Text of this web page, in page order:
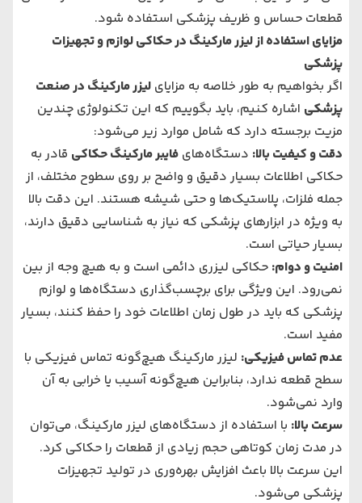
قطعات حساس و ظریف پزشکی استفاده شود.
مزایای استفاده از لیزر مارکینگ در حکاکی لوازم و تجهیزات
پزشکی
اگر بخواهیم به طور خلاصه به مزایای لیزر مارکینگ در صنعت
پزشکی اشاره کنیم، باید بگوییم که این تکنولوژی چندین
مزیت برجسته دارد که شامل موارد زیر می‌شود:
دقت و کیفیت بالا: دستگاه‌های فایبر مارکینگ حکاکی قادر به
حکاکی اطلاعات بسیار دقیق و واضح بر روی سطوح مختلف، از
جمله فلزات، پلاستیک‌ها و حتی شیشه هستند. این دقت بالا
به ویژه در ابزارهای پزشکی که نیاز به شناسایی دقیق دارند،
بسیار حیاتی است.
امنیت و دوام: حکاکی لیزری دائمی است و به هیچ وجه از بین
نمی‌رود. این ویژگی برای برچسب‌گذاری دستگاه‌ها و لوازم
پزشکی که باید در طول زمان اطلاعات خود را حفظ کنند، بسیار
مفید است.
عدم تماس فیزیکی: لیزر مارکینگ هیچ‌گونه تماس فیزیکی با
سطح قطعه ندارد، بنابراین هیچ‌گونه آسیب یا خرابی به آن
وارد نمی‌شود.
سرعت بالا: با استفاده از دستگاه‌های لیزر مارکینگ، می‌توان
در مدت زمان کوتاهی حجم زیادی از قطعات را حکاکی کرد.
این سرعت بالا باعث افزایش بهره‌وری در تولید تجهیزات
پزشکی می‌شود.